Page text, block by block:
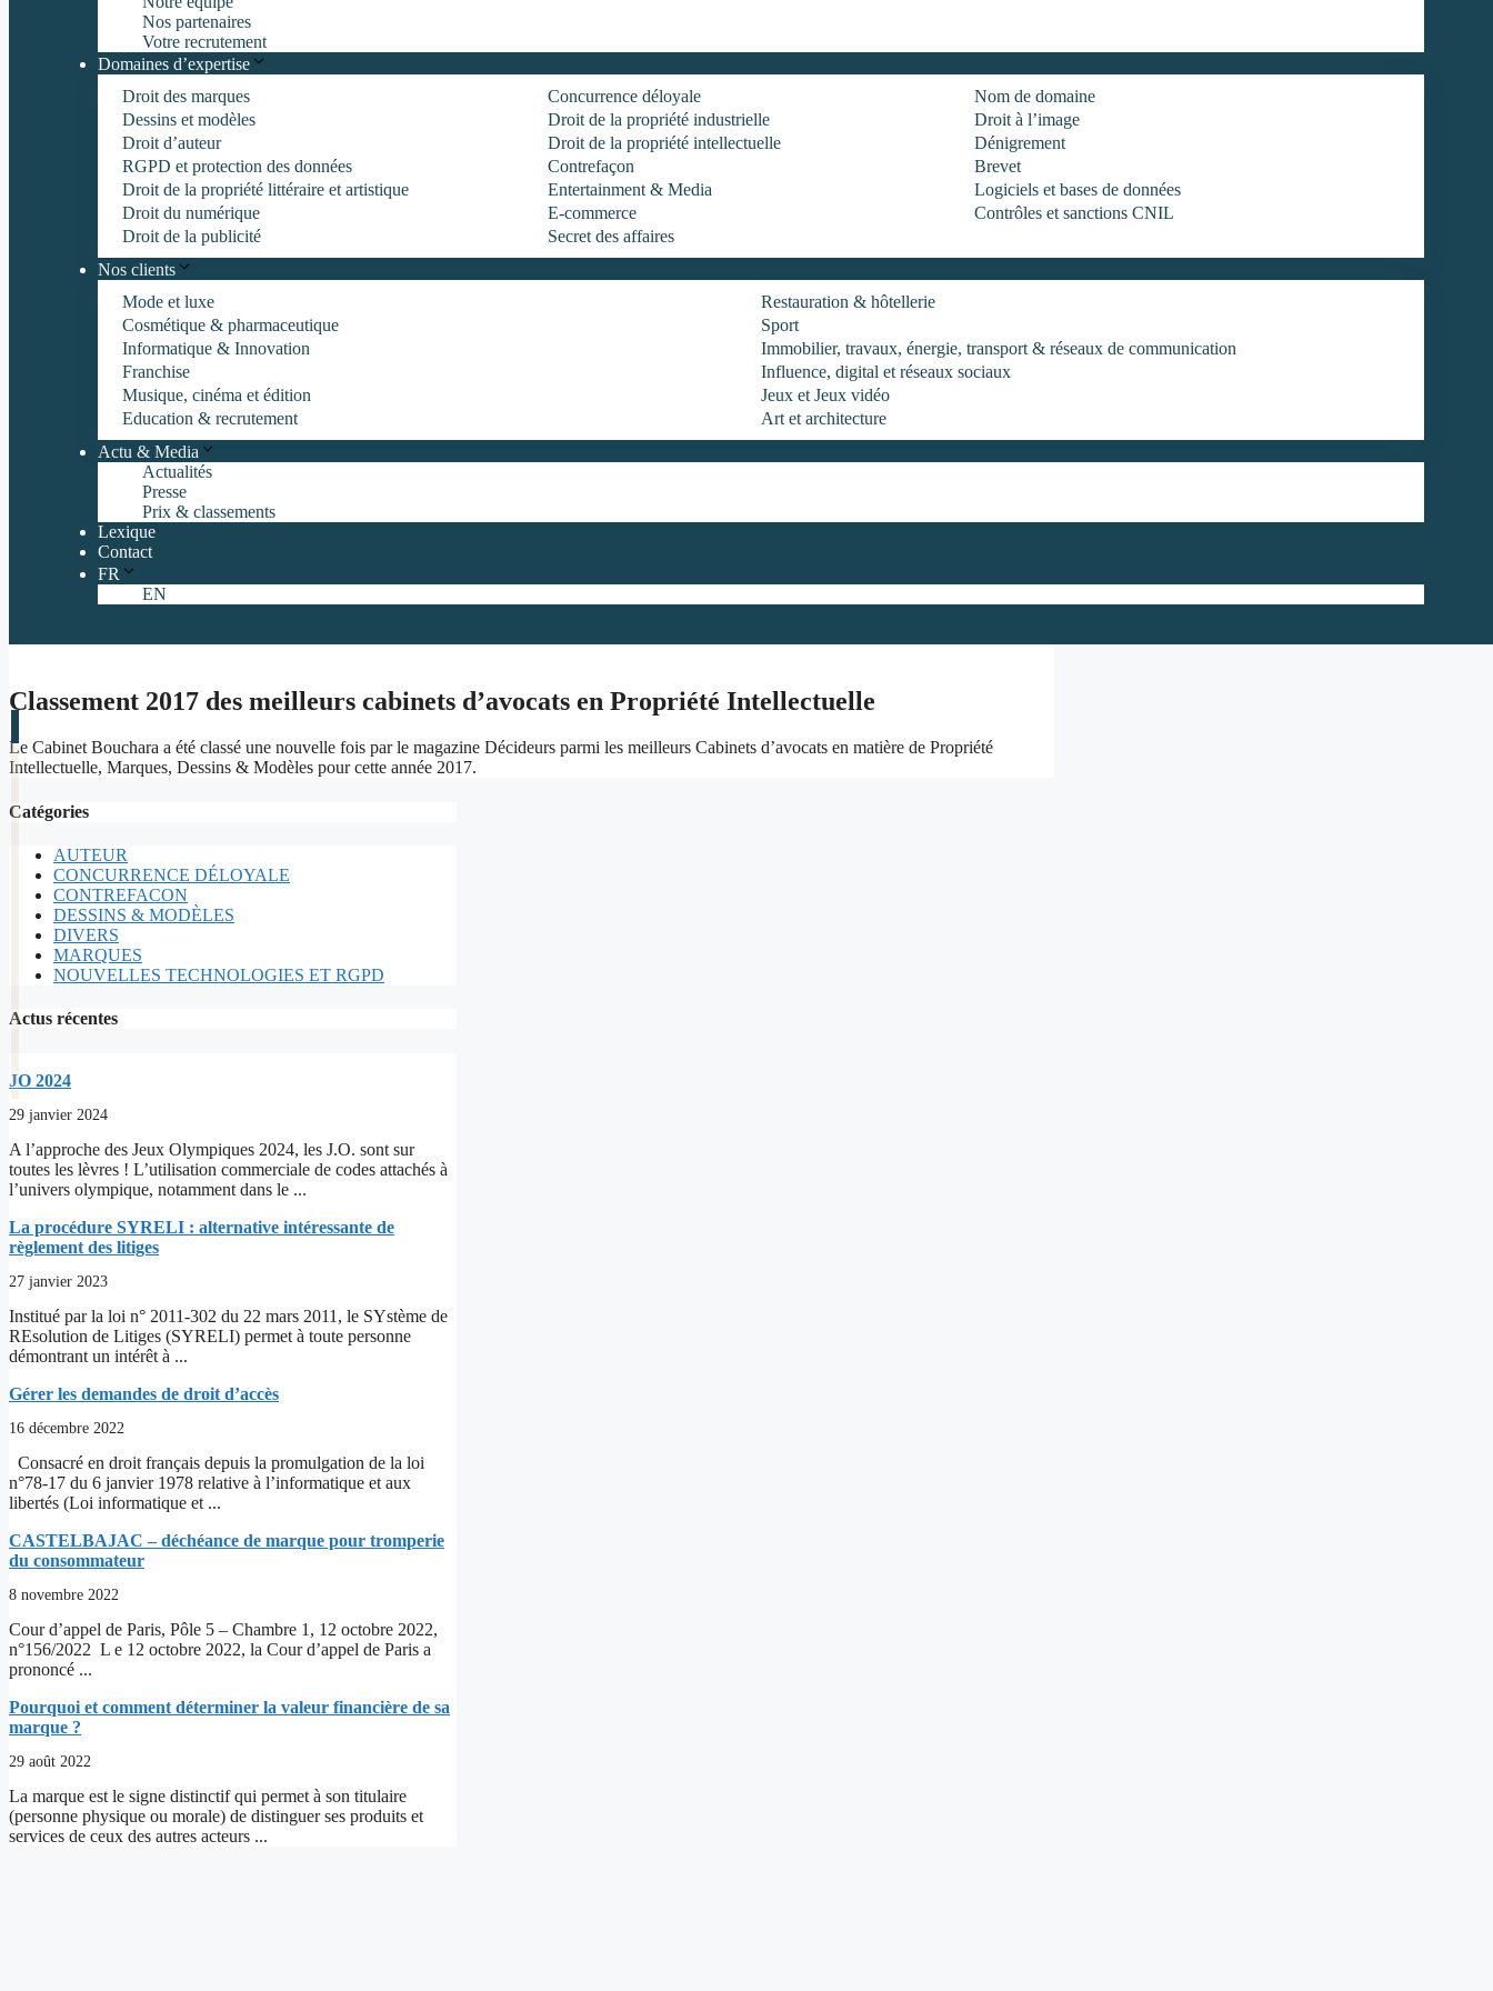
Nos partenaires
Votre recrutement
Domaines d’expertise
Droit des marques
Dessins et modèles
Droit d’auteur
RGPD et protection des données
Droit de la propriété littéraire et artistique
Droit du numérique
Droit de la publicité
Concurrence déloyale
Droit de la propriété industrielle
Droit de la propriété intellectuelle
Contrefaçon
Entertainment & Media
E-commerce
Secret des affaires
Nom de domaine
Droit à l’image
Dénigrement
Brevet
Logiciels et bases de données
Contrôles et sanctions CNIL
Nos clients
Mode et luxe
Cosmétique & pharmaceutique
Informatique & Innovation
Franchise
Musique, cinéma et édition
Education & recrutement
Restauration & hôtellerie
Sport
Immobilier, travaux, énergie, transport & réseaux de communication
Influence, digital et réseaux sociaux
Jeux et Jeux vidéo
Art et architecture
Actu & Media
Actualités
Presse
Prix & classements
Lexique
Contact
FR
EN
Classement 2017 des meilleurs cabinets d’avocats en Propriété Intellectuelle
Le Cabinet Bouchara a été classé une nouvelle fois par le magazine Décideurs parmi les meilleurs Cabinets d’avocats en matière de Propriété
Intellectuelle, Marques, Dessins & Modèles pour cette année 2017.
Catégories
AUTEUR
CONCURRENCE DÉLOYALE
CONTREFACON
DESSINS & MODÈLES
DIVERS
MARQUES
NOUVELLES TECHNOLOGIES ET RGPD
Actus récentes
JO 2024
29 janvier 2024
A l’approche des Jeux Olympiques 2024, les J.O. sont sur
toutes les lèvres ! L’utilisation commerciale de codes attachés à
l’univers olympique, notamment dans le ...
La procédure SYRELI : alternative intéressante de
règlement des litiges
27 janvier 2023
Institué par la loi n° 2011-302 du 22 mars 2011, le SYstème de
REsolution de Litiges (SYRELI) permet à toute personne
démontrant un intérêt à ...
Gérer les demandes de droit d’accès
16 décembre 2022
Consacré en droit français depuis la promulgation de la loi
n°78-17 du 6 janvier 1978 relative à l’informatique et aux
libertés (Loi informatique et ...
CASTELBAJAC – déchéance de marque pour tromperie
du consommateur
8 novembre 2022
Cour d’appel de Paris, Pôle 5 – Chambre 1, 12 octobre 2022,
n°156/2022 L e 12 octobre 2022, la Cour d’appel de Paris a
prononcé ...
Pourquoi et comment déterminer la valeur financière de sa
marque ?
29 août 2022
La marque est le signe distinctif qui permet à son titulaire
(personne physique ou morale) de distinguer ses produits et
services de ceux des autres acteurs ...